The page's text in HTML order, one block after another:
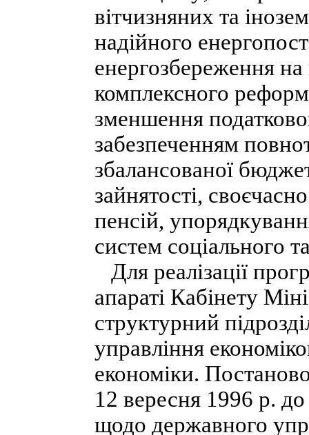
вітчизняних та
надійного
енергозбереження на
комплексного
зменшення
забезпеченням
збалансованої
зайнятості,
пенсій,
систем соціального
Для реалізації
апараті Кабінету
структурний
управління
економіки.
12 вересня 1996 p.
щодо державного